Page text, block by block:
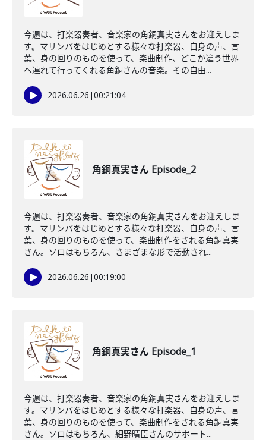
今週は、打楽器奏者、音楽家の角銅真実さんをお迎えしま
す。マリンバをはじめとする様々な打楽器、自身の声、言
葉、身の回りのものを使って、楽曲制作、どこか違う世界
へ連れて行ってくれる角銅さんの音楽。その自由...
2026.06.26 |00:21:04
角銅真実さん Episode_2
今週は、打楽器奏者、音楽家の角銅真実さんをお迎えしま
す。マリンバをはじめとする様々な打楽器、自身の声、言
葉、身の回りのものを使って、楽曲制作をされる角銅真実
さん。ソロはもちろん、さまざまな形で活動され...
2026.06.26 |00:19:00
角銅真実さん Episode_1
今週は、打楽器奏者、音楽家の角銅真実さんをお迎えしま
す。マリンバをはじめとする様々な打楽器、自身の声、言
葉、身の回りのものを使って、楽曲制作をされる角銅真実
さん。ソロはもちろん、細野晴臣さんのサポート...